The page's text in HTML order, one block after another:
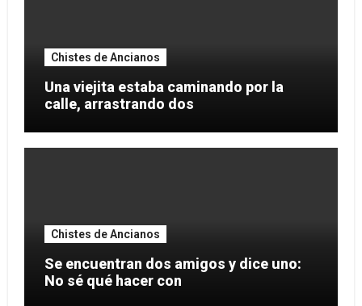
Chistes de Ancianos
Una viejita estaba caminando por la
calle, arrastrando dos
Chistes de Ancianos
Se encuentran dos amigos y dice uno:
No sé qué hacer con